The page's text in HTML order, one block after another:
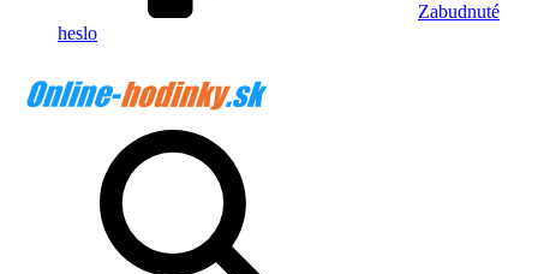
Zabudnuté
heslo